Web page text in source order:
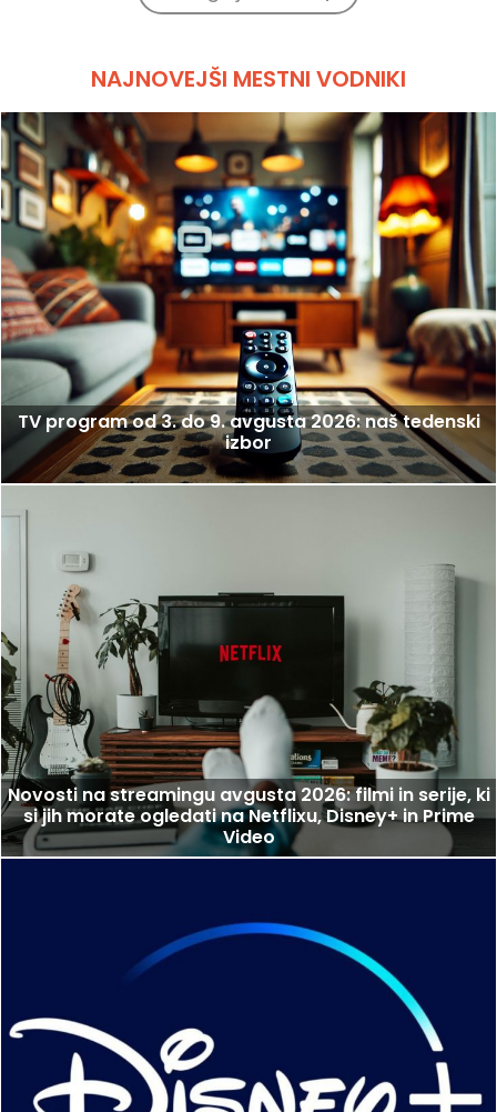
NAJNOVEJŠI MESTNI VODNIKI
TV program od 3. do 9. avgusta 2026: naš tedenski
izbor
Novosti na streamingu avgusta 2026: filmi in serije, ki
si jih morate ogledati na Netflixu, Disney+ in Prime
Video